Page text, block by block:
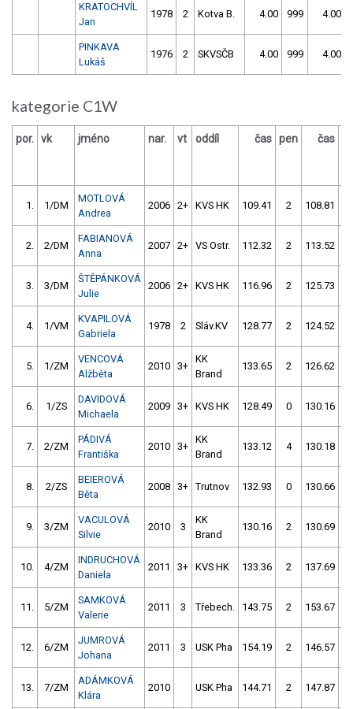
KRATOCHVÍL
Jan
1978 2 Kotva B. 4.00 999 4.00
PINKAVA
Lukáš
1976 2 SKVSČB 4.00 999 4.00
kategorie C1W
por. vk jméno nar. vt oddíl čas pen čas
1. 1/DM
MOTLOVÁ
Andrea
2006 2+ KVS HK 109.41 2 108.81
2. 2/DM
FABIANOVÁ
Anna
2007 2+ VS Ostr. 112.32 2 113.52
3. 3/DM
ŠTĚPÁNKOVÁ
Julie
2006 2+ KVS HK 116.96 2 125.73
4. 1/VM
KVAPILOVÁ
Gabriela
1978 2 Sláv.KV 128.77 2 124.52
5. 1/ZM
VENCOVÁ
Alžběta
2010 3+
KK
Brand
133.65 2 126.62
6. 1/ZS
DAVIDOVÁ
Michaela
2009 3+ KVS HK 128.49 0 130.16
7. 2/ZM
PÁDIVÁ
Františka
2010 3+
KK
Brand
133.12 4 130.18
8. 2/ZS
BEIEROVÁ
Běta
2008 3+ Trutnov 132.93 0 130.66
9. 3/ZM
VACULOVÁ
Silvie
2010 3
KK
Brand
130.16 2 130.69
10. 4/ZM
INDRUCHOVÁ
Daniela
2011 3+ KVS HK 133.36 2 137.69
11. 5/ZM
SAMKOVÁ
Valerie
2011 3 Třebech. 143.75 2 153.67
12. 6/ZM
JUMROVÁ
Johana
2011 3 USK Pha 154.19 2 146.57
13. 7/ZM
ADÁMKOVÁ
Klára
2010 USK Pha 144.71 2 147.87